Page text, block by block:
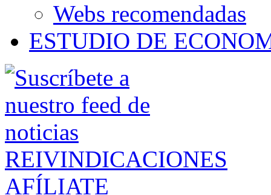
Webs recomendadas
ESTUDIO DE
REIVINDICACIONES
AFÍLIATE